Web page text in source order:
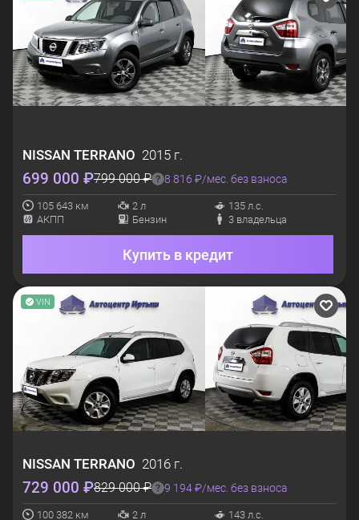
NISSAN TERRANO 2015 г.
699 000 ₽799 000 ₽ 8 816 ₽/мес. без взноса
105 643 км 2 л
135 л.с.
АКПП
Бензин 3 владельца
Купить в кредит
VIN
NISSAN TERRANO 2016 г.
729 000 ₽829 000 ₽ 9 194 ₽/мес. без взноса
100 382 км 2 л
143 л.с.